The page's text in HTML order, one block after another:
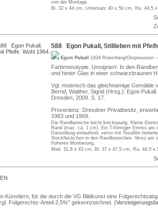
von der Montage.
Bl. 32 x 44 cm, Untersatz 40 x 50 cm, Ra. 44,5
588 Egon Pukall, Stillleben mit
Egon Pukall 1934 Rosenberg/Ostpreussen
Farbmonotypie. Unsigniert. In den
und hinter Glas in einer schwarzbraunen
Vgl. motivisch das gleichnamige Gemälde
Bernd, Walther, Sigrid (Hrsg.): Egon
Dresden, 2009. S. 17.
Provenienz: Dresdner Privatbesitz,
1963 und 1969.
Die Randbereiche leicht knickspurig. Kleine
Rand (max. ca. 1 cm). Ein T-förmiger Einriss
Darstellung einlaufend, verso mit Tesafilm
Stockfleckchen in den Randbereichen. Verso am
früheren Montierung.
Med. 31,8 x 43 cm, Bl. 37 x 47,5 cm, Ra. 44,5 x
Künstlern, für die durch die VG Bildkunst eine
Folgerechts-Anteil 2,5%" gekennzeichnet.